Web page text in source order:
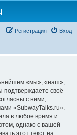
Вход
Регистрация
«мы», «наш»,
подтверждаете своё
с ними,
«SubwayTalks.ru».
в любое время и
однако с вашей
этот текст на